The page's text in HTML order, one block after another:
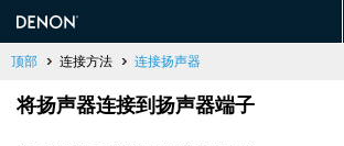
顶部 连接方法 连接扬声器
将扬声器连接到扬声器端子